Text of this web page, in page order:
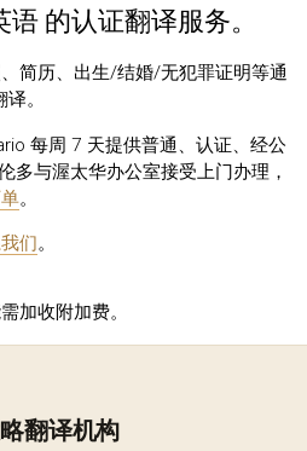
的认证翻译服务。
简历、出生/结婚/无犯罪证明等通
。
每周 7 天提供普通、认证、经公
多与渥太华办公室接受上门办理，
。
们。
加收附加费。
翻译机构